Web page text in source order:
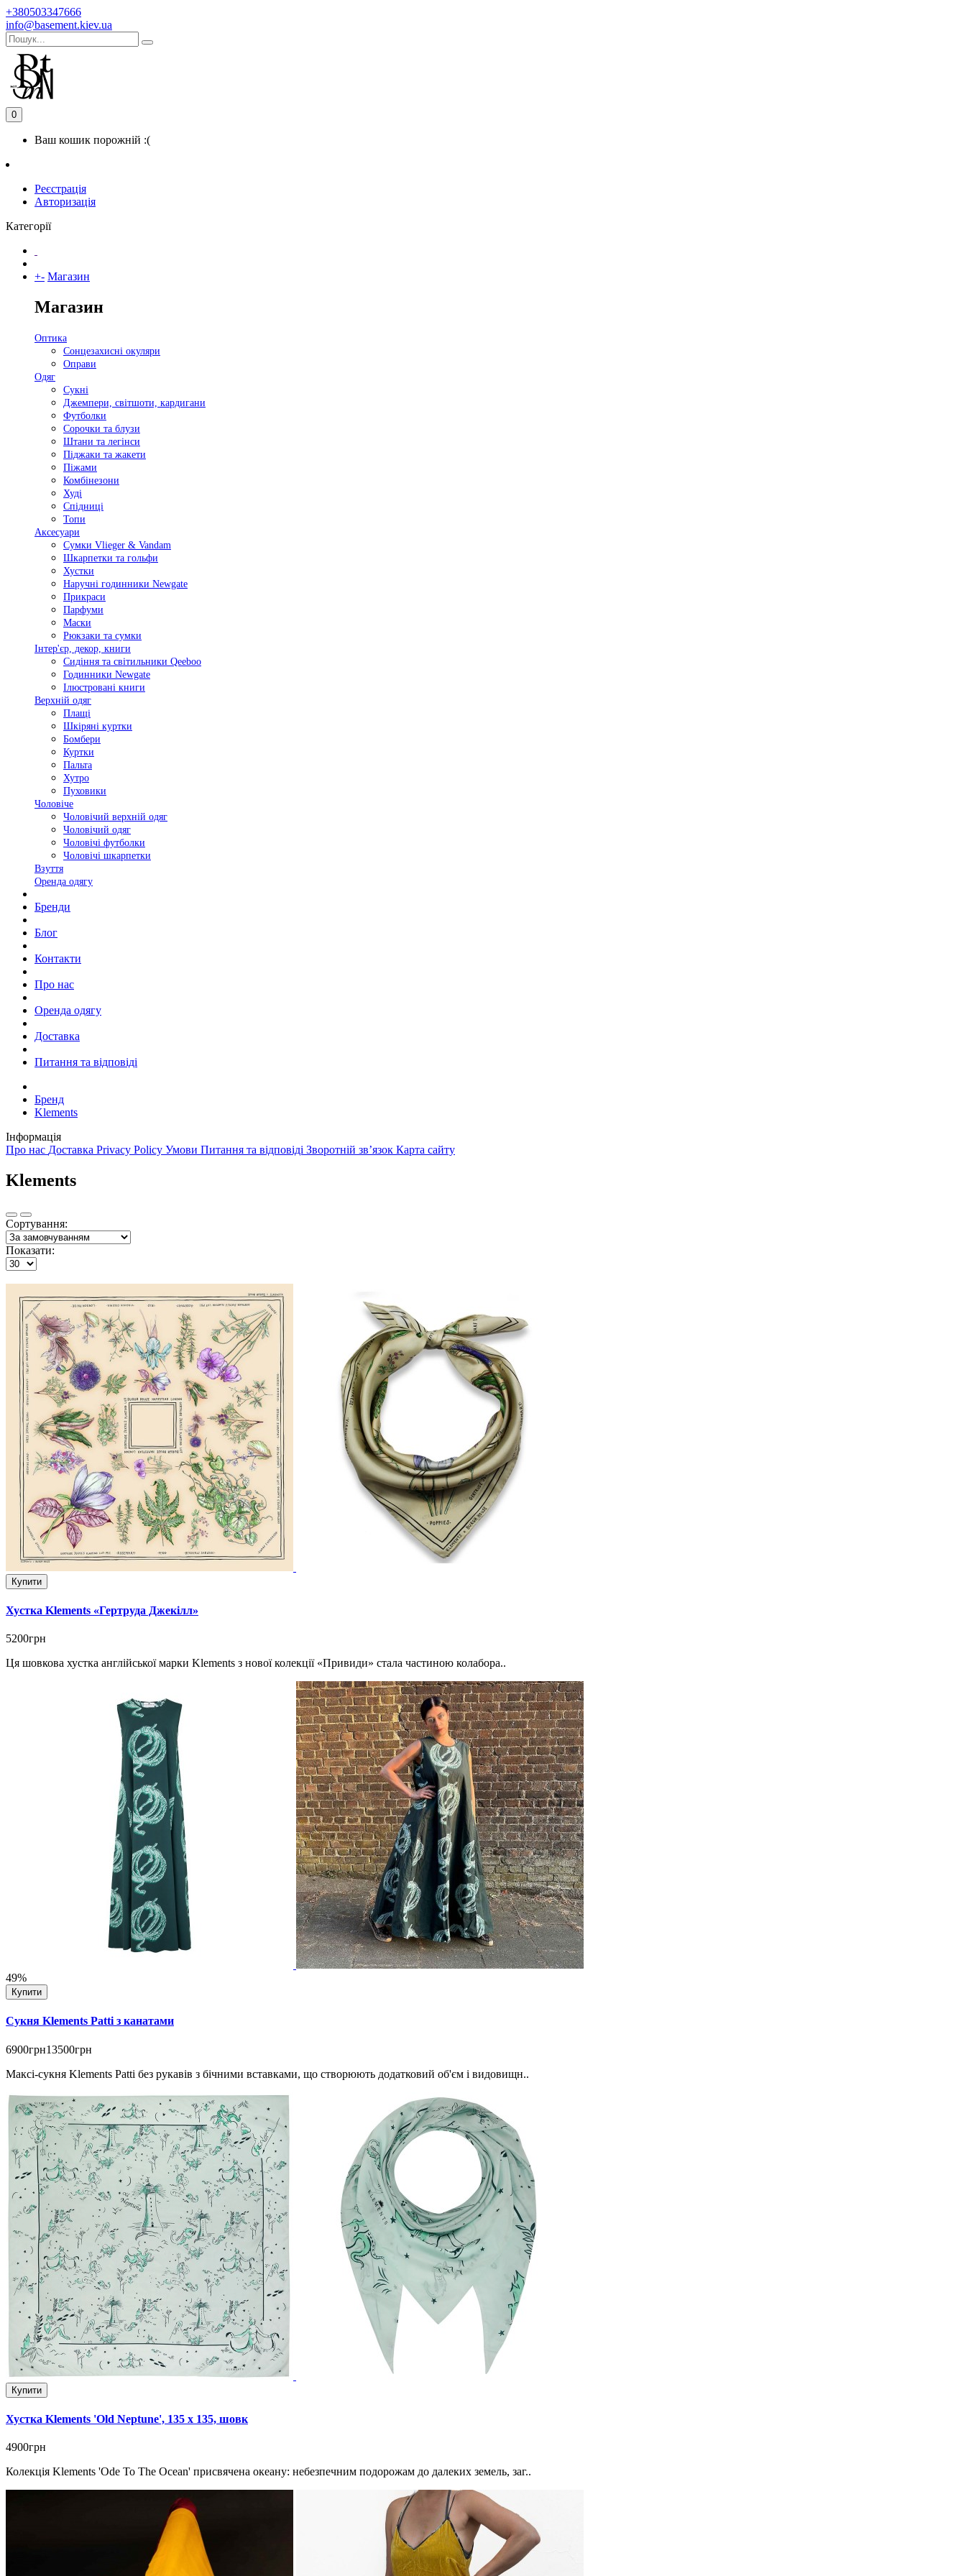
+380503347666
info@basement.kiev.ua
0
Ваш кошик порожній :(
Реєстрація
Авторизація
Категорії
+- Магазин
Магазин
Оптика
Сонцезахисні окуляри
Оправи
Одяг
Сукні
Джемпери, світшоти, кардигани
Футболки
Сорочки та блузи
Штани та легінси
Піджаки та жакети
Піжами
Комбінезони
Худі
Спідниці
Топи
Аксесуари
Сумки Vlieger & Vandam
Шкарпетки та гольфи
Хустки
Наручні годинники Newgate
Прикраси
Парфуми
Маски
Рюкзаки та сумки
Інтер'єр, декор, книги
Сидіння та світильники Qeeboo
Годинники Newgate
Ілюстровані книги
Верхній одяг
Плащі
Шкіряні куртки
Бомбери
Куртки
Пальта
Хутро
Пуховики
Чоловіче
Чоловічий верхній одяг
Чоловічий одяг
Чоловічі футболки
Чоловічі шкарпетки
Взуття
Оренда одягу
Бренди
Блог
Контакти
Про нас
Оренда одягу
Доставка
Питання та відповіді
Бренд
Klements
Інформація
Про нас Доставка Privacy Policy Умови Питання та відповіді Зворотній зв’язок Карта сайту
Klements
Сортування:
Показати:
Купити
Хустка Klements «Гертруда Джекілл»
5200грн
Ця шовкова хустка англійської марки Klements з нової колекції «Привиди» стала частиною колабора..
49%
Купити
Сукня Klements Patti з канатами
6900грн13500грн
Максі-сукня Klements Patti без рукавів з бічними вставками, що створюють додатковий об'єм і видовищн..
Купити
Хустка Klements 'Old Neptune', 135 x 135, шовк
4900грн
Колекція Klements 'Ode To The Ocean' присвячена океану: небезпечним подорожам до далеких земель, заг..